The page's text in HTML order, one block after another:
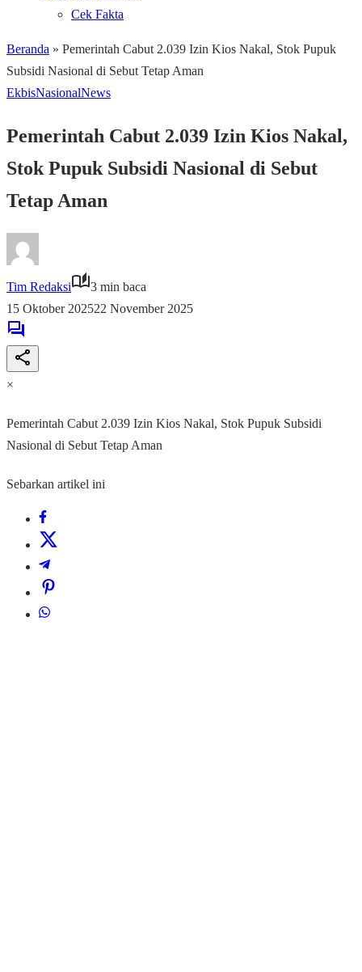
Cek Fakta
Beranda » Pemerintah Cabut 2.039 Izin Kios Nakal, Stok Pupuk
Subsidi Nasional di Sebut Tetap Aman
EkbisNasionalNews
Pemerintah Cabut 2.039 Izin Kios Nakal,
Stok Pupuk Subsidi Nasional di Sebut
Tetap Aman
Tim Redaksi
3 min baca
15 Oktober 202522 November 2025
×
Pemerintah Cabut 2.039 Izin Kios Nakal, Stok Pupuk Subsidi
Nasional di Sebut Tetap Aman
Sebarkan artikel ini